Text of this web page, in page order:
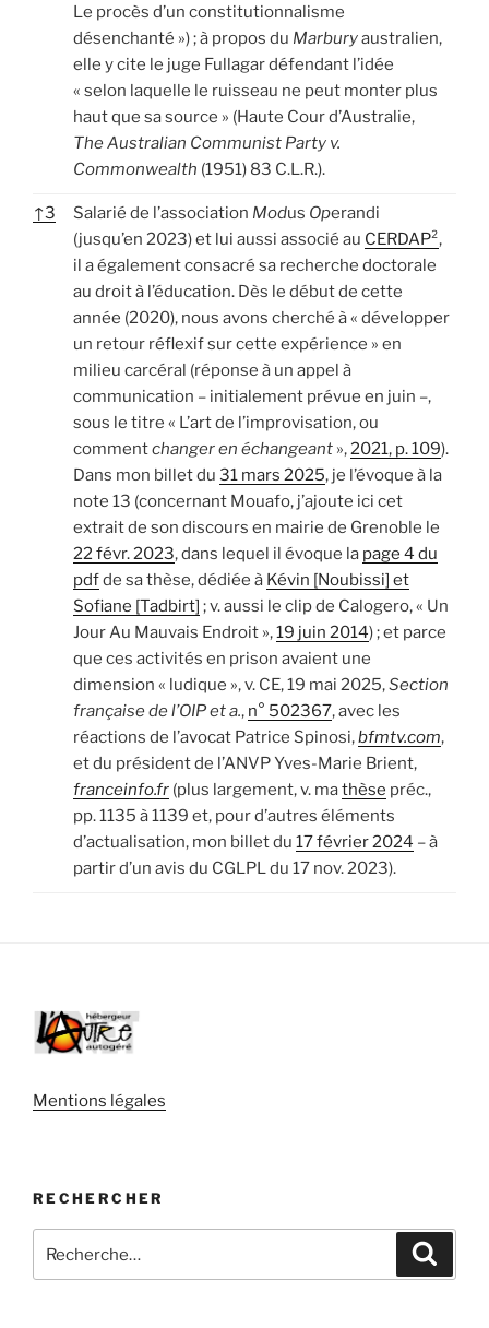
Le procès d’un constitutionnalisme
désenchanté ») ; à propos du Marburyaustralien,
elle y cite le juge Fullagar défendant l’idée
« selon laquelle le ruisseau ne peut monter plus
haut que sa source » (Haute Cour d’Australie,
The Australian Communist Party v.
Commonwealth (1951) 83 C.L.R.).
↑3 Salarié de l’association Modus Operandi
(jusqu’en 2023) et lui aussi associé au CERDAP²,
il a également consacré sa recherche doctorale
au droit à l’éducation. Dès le début de cette
année (2020), nous avons cherché à « développer
un retour réflexif sur cette expérience » en
milieu carcéral (réponse à un appel à
communication – initialement prévue en juin –,
sous le titre « L’art de l’improvisation, ou
commentchanger en échangeant »,2021, p. 109).
Dans mon billet du 31 mars 2025, je l’évoque à la
note 13 (concernant Mouafo, j’ajoute ici cet
extrait de son discours en mairie de Grenoble le
22 févr. 2023, dans lequel il évoque la page 4 du
pdfde sa thèse, dédiée à Kévin [Noubissi] et
Sofiane [Tadbirt] ; v. aussi le clip de Calogero, « Un
Jour Au Mauvais Endroit »,19 juin 2014) ; et parce
que ces activités en prison avaient une
dimension « ludique », v. CE, 19 mai 2025,Section
française de l’OIP et a., n° 502367, avec les
réactions de l’avocat Patrice Spinosi,bfmtv.com,
et du président de l’ANVP Yves-Marie Brient,
franceinfo.fr (plus largement, v. mathèse préc.,
pp. 1135 à 1139 et, pour d’autres éléments
d’actualisation, mon billet du 17 février 2024 – à
partir d’un avis du CGLPL du 17 nov. 2023).
Mentions légales
RECHERCHER
pour